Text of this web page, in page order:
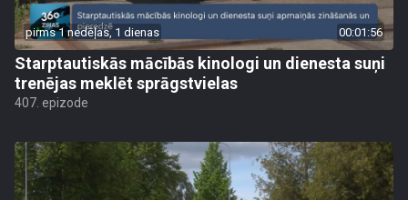
pirms 1 nedēļas, 1 dienas 00:01:56
Starptautiskās mācībās kinologi un dienesta suņi
trenējas meklēt sprāgstvielas
407. epizode